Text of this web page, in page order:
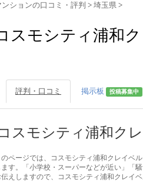
ンションの口コミ・評判 > 埼玉県 >
スモシティ浦和
評判・口コミ 掲示板 投稿募集中
スモシティ浦和ク
のページでは、コスモシティ浦和クレイベ
ます。「小学校・スーパーなどが近い」「
伝えしますので、コスモシティ浦和クレイ